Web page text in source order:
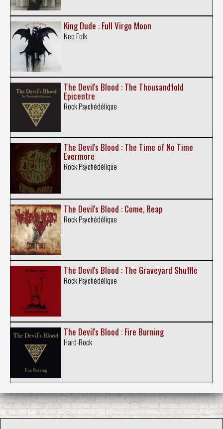
King Dude : Full Virgo Moon
Neo Folk
The Devil's Blood : The Thousandfold
Epicentre
Rock Psychédélique
The Devil's Blood : The Time of No Time
Evermore
Rock Psychédélique
The Devil's Blood : Come, Reap
Rock Psychédélique
The Devil's Blood : The Graveyard Shuffle
Rock Psychédélique
The Devil's Blood : Fire Burning
Hard-Rock